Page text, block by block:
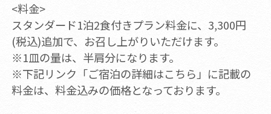
<料金>
スタンダード1泊2食付きプラン料金に、3,300円
(税込)追加で、お召し上がりいただけます。
※1皿の量は、半肩分になります。
※下記リンク「ご宿泊の詳細はこちら」に記載の
料金は、料金込みの価格となっております。